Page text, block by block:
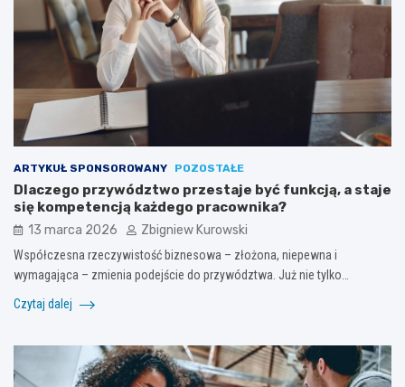
ARTYKUŁ SPONSOROWANY POZOSTAŁE
Dlaczego przywództwo przestaje być funkcją, a staje
się kompetencją każdego pracownika?
13 marca 2026 Zbigniew Kurowski
Współczesna rzeczywistość biznesowa – złożona, niepewna i
wymagająca – zmienia podejście do przywództwa. Już nie tylko…
Czytaj dalej